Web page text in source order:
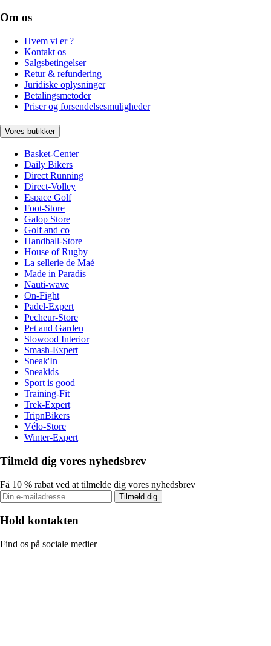
Om os
Hvem vi er ?
Kontakt os
Salgsbetingelser
Retur & refundering
Juridiske oplysninger
Betalingsmetoder
Priser og forsendelsesmuligheder
Vores butikker
Basket-Center
Daily Bikers
Direct Running
Direct-Volley
Espace Golf
Foot-Store
Galop Store
Golf and co
Handball-Store
House of Rugby
La sellerie de Maé
Made in Paradis
Nauti-wave
On-Fight
Padel-Expert
Pecheur-Store
Pet and Garden
Slowood Interior
Smash-Expert
Sneak'In
Sneakids
Sport is good
Training-Fit
Trek-Expert
TripnBikers
Vélo-Store
Winter-Expert
Tilmeld dig vores nyhedsbrev
Få 10 % rabat ved at tilmelde dig vores nyhedsbrev
Tilmeld dig
Hold kontakten
Find os på sociale medier